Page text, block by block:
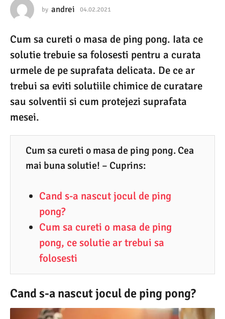
2
2
0
2
1
0
4
.
by andrei 04.02.2021
0
.
2
0
2
Cum sa cureti o masa de ping pong. Iata ce
solutie trebuie sa folosesti pentru a curata
urmele de pe suprafata delicata. De ce ar
trebui sa eviti solutiile chimice de curatare
sau solventii si cum protejezi suprafata
mesei.
Cum sa cureti o masa de ping pong. Cea
mai buna solutie! – Cuprins:
Cand s-a nascut jocul de ping
pong?
Cum sa cureti o masa de ping
pong, ce solutie ar trebui sa
folosesti
Cand s-a nascut jocul de ping pong?